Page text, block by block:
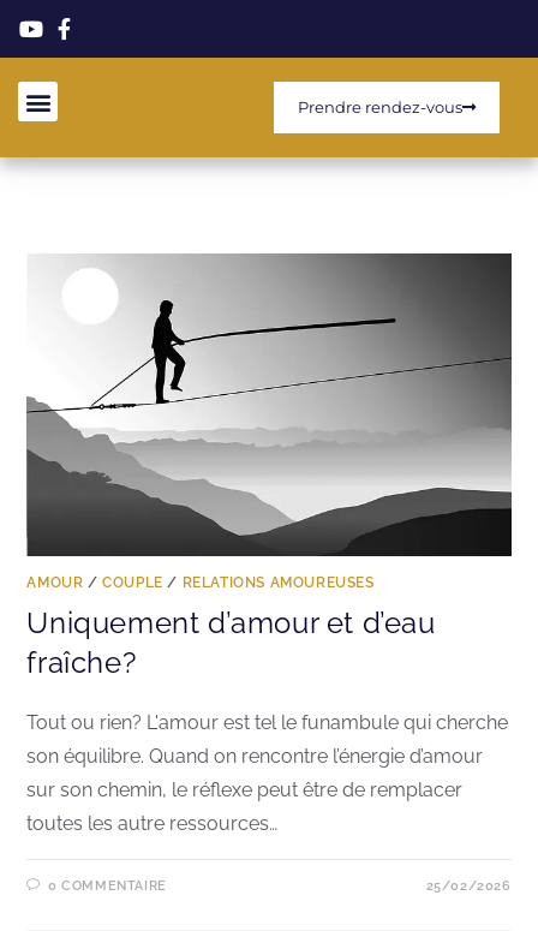
Prendre rendez-vous
AMOUR /COUPLE / RELATIONS AMOUREUSES
Uniquement d’amour et d’eau
fraîche?
Tout ou rien? L'amour est tel le funambule qui cherche
son équilibre. Quand on rencontre l’énergie d’amour
sur son chemin, le réflexe peut être de remplacer
toutes les autre ressources…
0 COMMENTAIRE 25/02/2026